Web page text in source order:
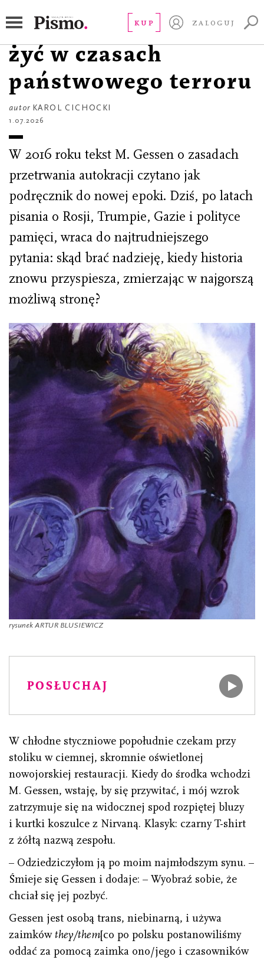
KUP ZALOGUJ
M. Gessen o tym, jak
żyć w czasach
państwowego terroru
autor KAROL CICHOCKI
1.07.2026
W 2016 roku tekst M. Gessen o zasadach
przetrwania autokracji czytano jak
podręcznik do nowej epoki. Dziś, po latach
pisania o Rosji, Trumpie, Gazie i polityce
pamięci, wraca do najtrudniejszego
pytania: skąd brać nadzieję, kiedy historia
znowu przyspiesza, zmierzając w najgorszą
możliwą stronę?
rysunek ARTUR BLUSIEWICZ
POSŁUCHAJ
W chłodne styczniowe popołudnie czekam przy
stoliku w ciemnej, skromnie oświetlonej
nowojorskiej restauracji. Kiedy do środka wchodzi
M. Gessen, wstaję, by się przywitać, i mój wzrok
zatrzymuje się na widocznej spod rozpiętej bluzy
i kurtki koszulce z Nirvaną. Klasyk: czarny T-shirt
z żółtą nazwą zespołu.
– Odziedziczyłom ją po moim najmłodszym synu. –
Śmieje się Gessen i dodaje: – Wyobraź sobie, że
chciał się jej pozbyć.
Gessen jest osobą trans, niebinarną, i używa
zaimkówthey/them[co po polsku postanowiliśmy
oddać za pomocą zaimka ono/jego i czasowników